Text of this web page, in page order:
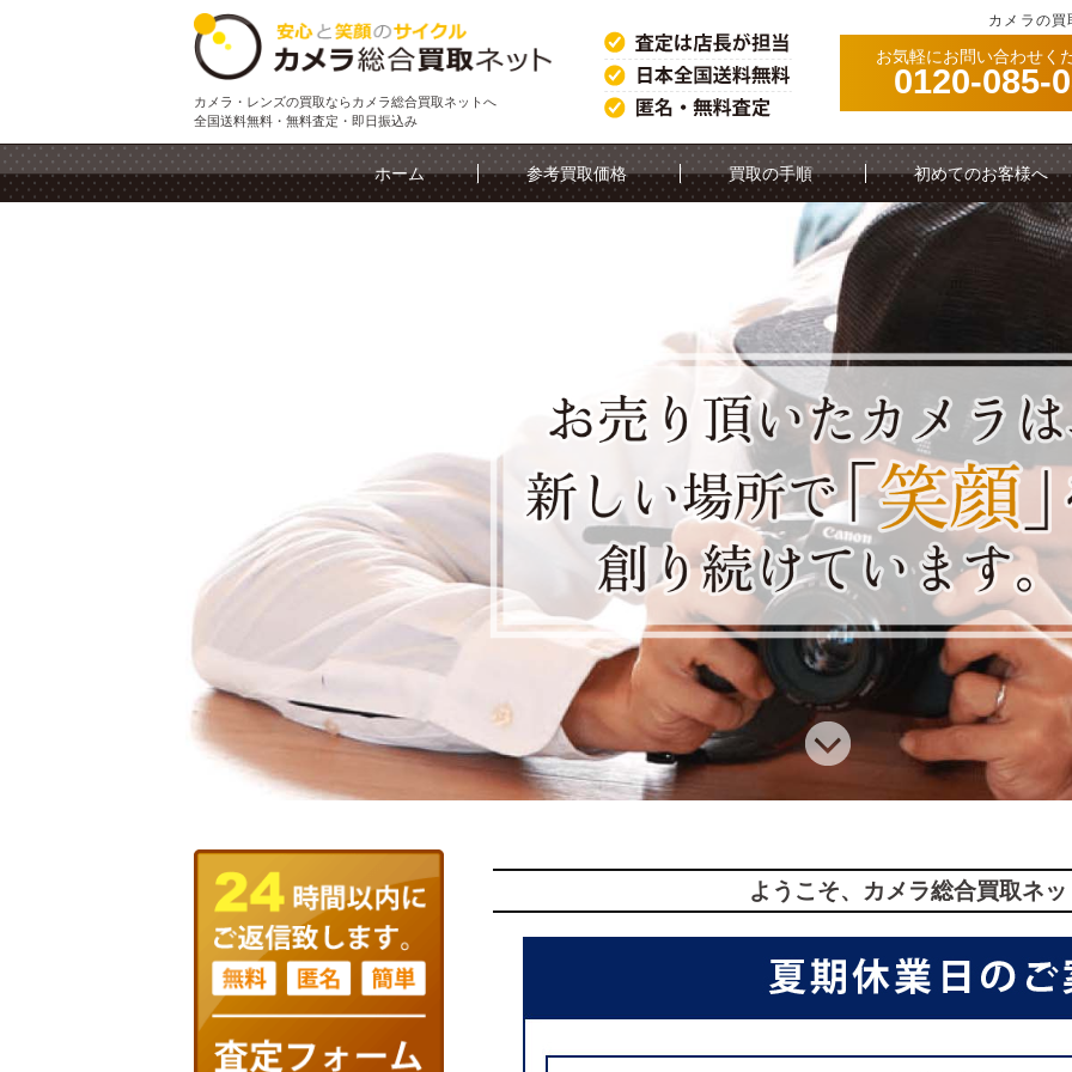
カメラの
カメラ・レンズの買取ならカメラ総合買取ネットへ
全国送料無料・無料査定・即日振込み
お気軽にお問い合わせく
0120-085-
ホーム 参考買取価格 買取の手順 初めてのお客様へ
ようこそ、カメラ総合買取ネ